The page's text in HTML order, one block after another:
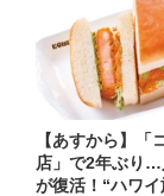
【あすから】「
店」で2年ぶり
が復活！“ハワ